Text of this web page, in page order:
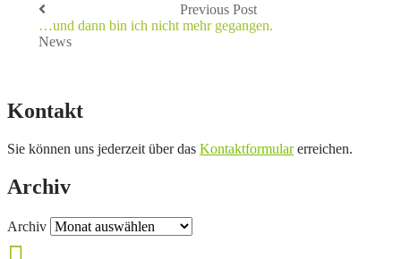
Previous Post
…und dann bin ich nicht mehr gegangen.
News
Kontakt
Sie können uns jederzeit über das Kontaktformularerreichen.
Archiv
Archiv